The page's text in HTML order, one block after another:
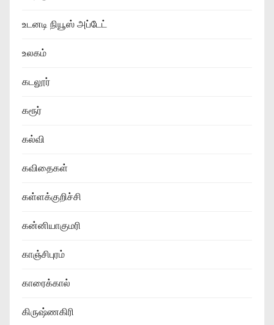
உடனடி நியூஸ் அப்டேட்
உலகம்
கடலூர்
கரூர்
கல்வி
கவிதைகள்
கள்ளக்குறிச்சி
கன்னியாகுமரி
காஞ்சிபுரம்
காரைக்கால்
கிருஷ்ணகிரி